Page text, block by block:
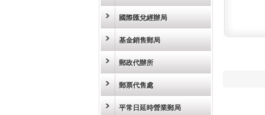
國際匯兌經辦局
基金銷售郵局
郵政代辦所
郵票代售處
平常日延時營業郵局